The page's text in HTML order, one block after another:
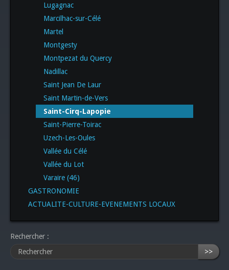
Lugagnac
Marcilhac-sur-Célé
Martel
Montgesty
Montpezat du Quercy
Nadillac
Saint Jean De Laur
Saint Martin-de-Vers
Saint-Cirq-Lapopie
Saint-Pierre-Toirac
Uzech-Les-Oules
Vallée du Célé
Vallée du Lot
Varaire (46)
GASTRONOMIE
ACTUALITE-CULTURE-EVENEMENTS LOCAUX
Rechercher :
>>